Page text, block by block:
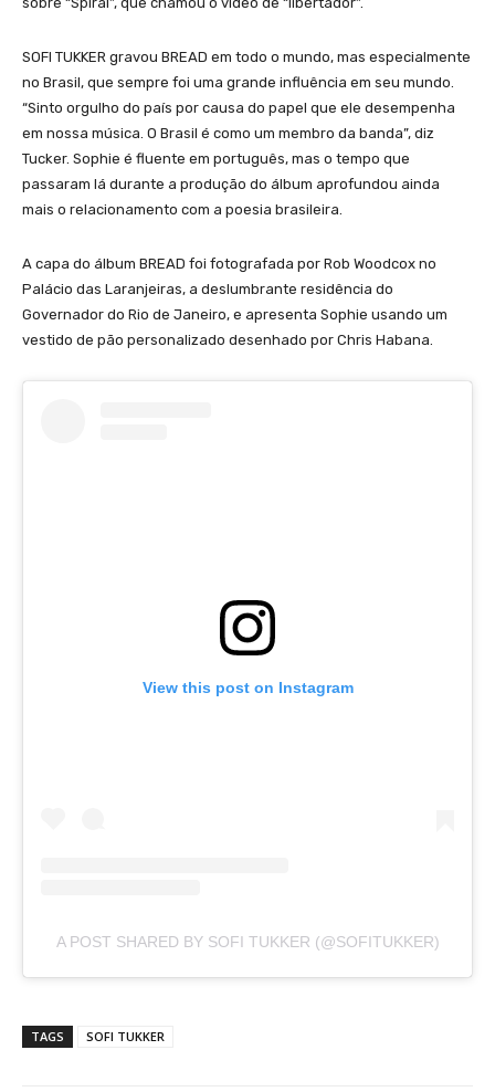
SOFI TUKKER gravou BREAD em todo o mundo, mas especialmente
no Brasil, que sempre foi uma grande influência em seu mundo.
“Sinto orgulho do país por causa do papel que ele desempenha
em nossa música. O Brasil é como um membro da banda”, diz
Tucker. Sophie é fluente em português, mas o tempo que
passaram lá durante a produção do álbum aprofundou ainda
mais o relacionamento com a poesia brasileira.
A capa do álbum BREAD foi fotografada por Rob Woodcox no
Palácio das Laranjeiras, a deslumbrante residência do
Governador do Rio de Janeiro, e apresenta Sophie usando um
vestido de pão personalizado desenhado por Chris Habana.
View this post on Instagram
A POST SHARED BY SOFI TUKKER (@SOFITUKKER)
TAGS SOFI TUKKER